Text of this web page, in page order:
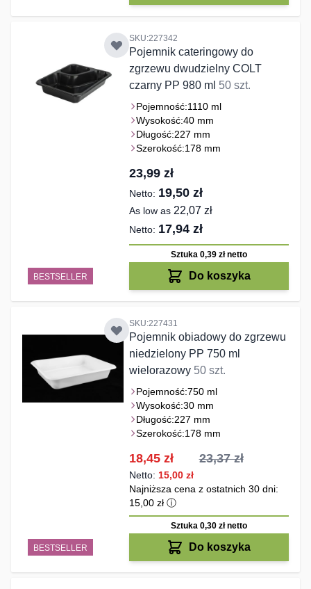
BESTSELLER
SKU:227342
Pojemnik cateringowy do
zgrzewu dwudzielny COLT
czarny PP 980 ml 50 szt.
Pojemność:1110 ml
Wysokość:40 mm
Długość:227 mm
Szerokość:178 mm
23,99 zł
19,50 zł
As low as 22,07 zł
17,94 zł
Sztuka 0,39 złnetto
Do koszyka
BESTSELLER
SKU:227431
Pojemnik obiadowy do zgrzewu
niedzielony PP 750 ml
wielorazowy 50 szt.
Pojemność:750 ml
Wysokość:30 mm
Długość:227 mm
Szerokość:178 mm
Cena promocyjna
18,45 zł
15,00 zł
23,37 zł
Najniższa cena z ostatnich 30 dni:
15,00 zł ⓘ
Sztuka 0,30 złnetto
Do koszyka